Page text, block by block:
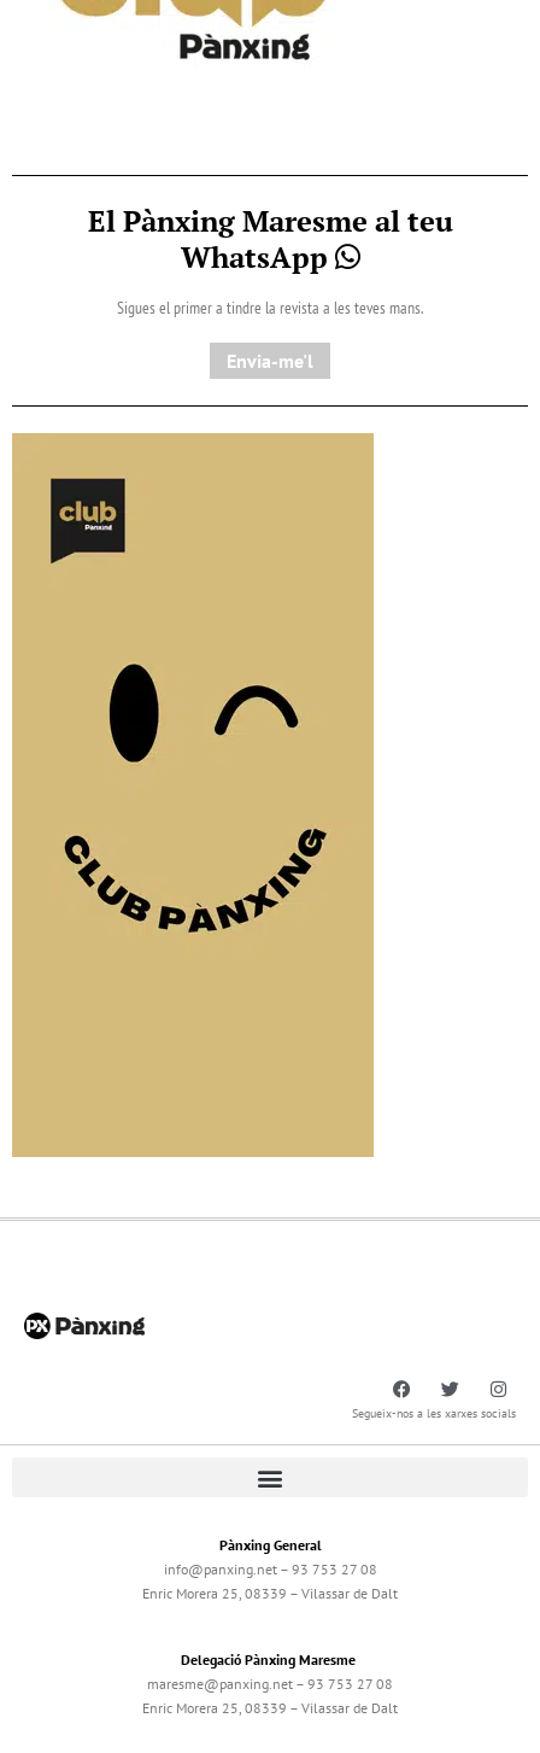
El Pànxing Maresme al teu
WhatsApp
Sigues el primer a tindre la revista a les teves mans.
Envia-me'l
Segueix-nos a les xarxes socials
Pànxing General
info@panxing.net – 93 753 27 08
Enric Morera 25, 08339 – Vilassar de Dalt
Delegació Pànxing Maresme
maresme@panxing.net – 93 753 27 08
Enric Morera 25, 08339 – Vilassar de Dalt